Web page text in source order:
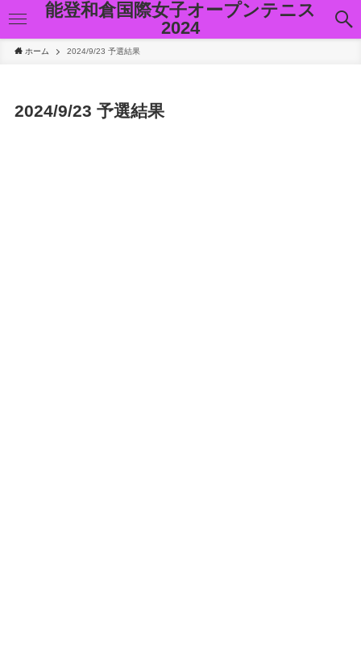
能登和倉国際女子オープンテニス
2024
ホーム 2024/9/23 予選結果
2024/9/23 予選結果